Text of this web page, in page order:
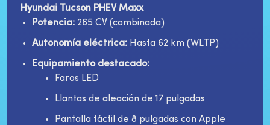
Hyundai Tucson PHEV Maxx
Potencia:265 CV (combinada)
Autonomía eléctrica:Hasta 62 km (WLTP)
Equipamiento destacado:
Faros LED
Llantas de aleación de 17 pulgadas
Pantalla táctil de 8 pulgadas con Apple